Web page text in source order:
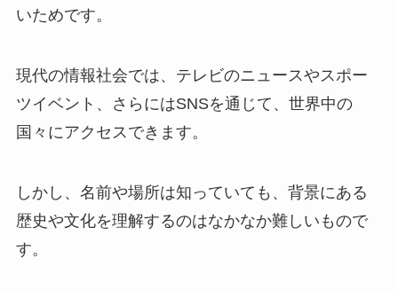
いためです。
現代の情報社会では、テレビのニュースやスポー
ツイベント、さらにはSNSを通じて、世界中の
国々にアクセスできます。
しかし、名前や場所は知っていても、背景にある
歴史や文化を理解するのはなかなか難しいもので
す。